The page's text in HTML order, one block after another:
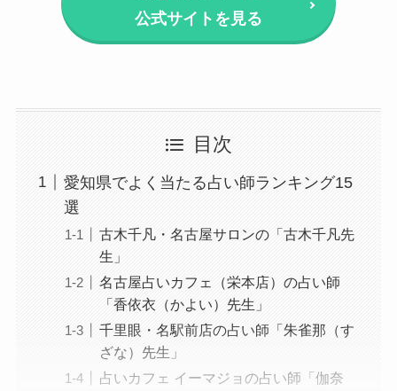
公式サイトを見る
目次
愛知県でよく当たる占い師ランキング15
選
古木千凡・名古屋サロンの「古木千凡先
生」
名古屋占いカフェ（栄本店）の占い師
「香依衣（かよい）先生」
千里眼・名駅前店の占い師「朱雀那（す
ざな）先生」
占いカフェ イーマジョの占い師「伽奈